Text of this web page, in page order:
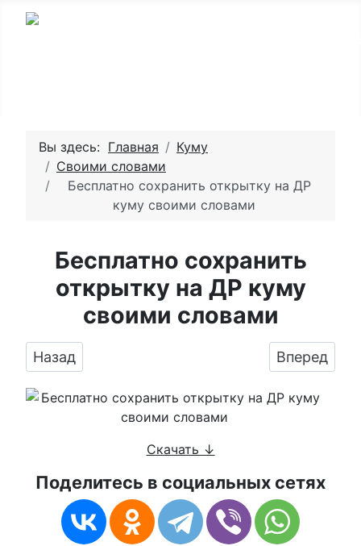
Вы здесь: Главная
Куму
Своими словами
Бесплатно сохранить открытку на ДР
куму своими словами
Бесплатно сохранить
открытку на ДР куму
своими словами
Предыдущий: Поздравить кума открыткой с
Назад Вперед
Скачать ↓
Поделитесь в социальных сетях